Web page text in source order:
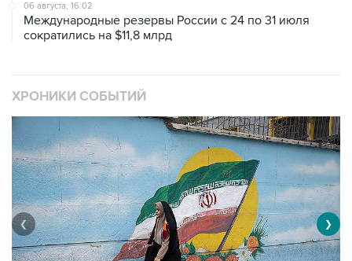
06 августа, 16:02
Международные резервы России с 24 по 31 июля
сократились на $11,8 млрд
ХРОНИКИ СОБЫТИЙ
❮ ❯